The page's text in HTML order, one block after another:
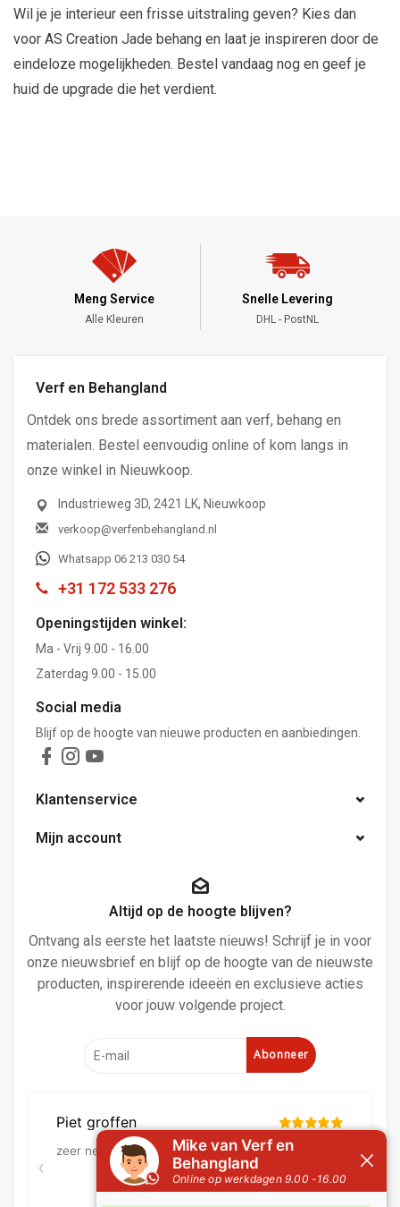
Wil je je interieur een frisse uitstraling geven? Kies dan
voor AS Creation Jade behang en laat je inspireren door de
eindeloze mogelijkheden. Bestel vandaag nog en geef je
huid de upgrade die het verdient.
Meng Service
Alle Kleuren
Snelle Levering
DHL - PostNL
Verf en Behangland
Ontdek ons brede assortiment aan verf, behang en
materialen. Bestel eenvoudig online of kom langs in
onze winkel in Nieuwkoop.
Industrieweg 3D, 2421 LK, Nieuwkoop
verkoop@verfenbehangland.nl
Whatsapp 06 213 030 54
+31 172 533 276
Openingstijden winkel:
Ma - Vrij 9.00 - 16.00
Zaterdag 9.00 - 15.00
Social media
Blijf op de hoogte van nieuwe producten en aanbiedingen.
Klantenservice
Mijn account
Altijd op de hoogte blijven?
Ontvang als eerste het laatste nieuws! Schrijf je in voor
onze nieuwsbrief en blijf op de hoogte van de nieuwste
producten, inspirerende ideeën en exclusieve acties
voor jouw volgende project.
Abonneer